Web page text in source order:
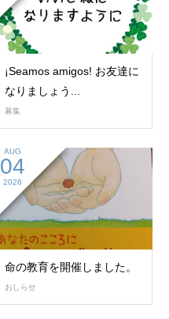
¡Seamos amigos! お友達に
なりましょう...
募集
AUG
04
2026
命の教育を開催しました。
おしらせ